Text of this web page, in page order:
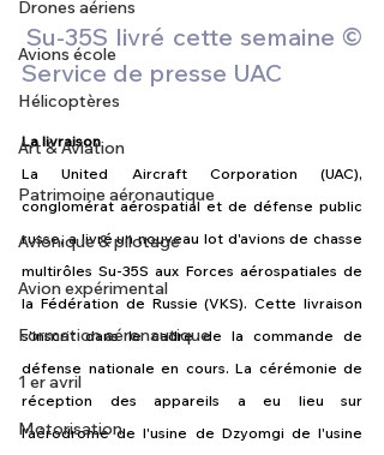
Drones aériens
Avions école
Hélicoptères
Art & Aviation
Patrimoine aéronautique
Avionique & pilotage
Avion expérimental
Formation aéronautique
1 er avril
Motorisation
Su-35S livré cette semaine ©
Service de presse UAC
La livraison
La United Aircraft Corporation (UAC),
conglomérat aérospatial et de défense public
russe, a livré un nouveau lot d'avions de chasse
multirôles Su-35S aux Forces aérospatiales de
la Fédération de Russie (VKS). Cette livraison
s'inscrit dans le cadre de la commande de
défense nationale en cours. La cérémonie de
réception des appareils a eu lieu sur
l'aérodrome de l'usine de Dzyomgi de l'usine